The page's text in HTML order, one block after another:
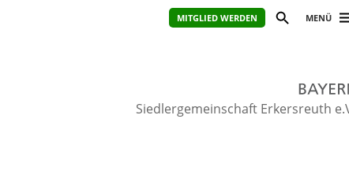
MITGLIED WERDEN MENÜ
Siedlergemeinschaft Erkersreuth